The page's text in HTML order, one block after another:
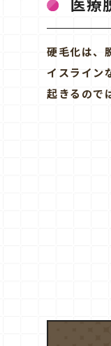
硬毛化は、
イスライン
起きるので